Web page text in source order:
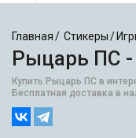
Главная Стикеры
Рыцарь ПС
Купить Рыцарь ПС в
Бесплатная доставка в